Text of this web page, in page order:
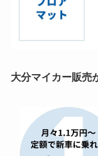
大分マイカー販売